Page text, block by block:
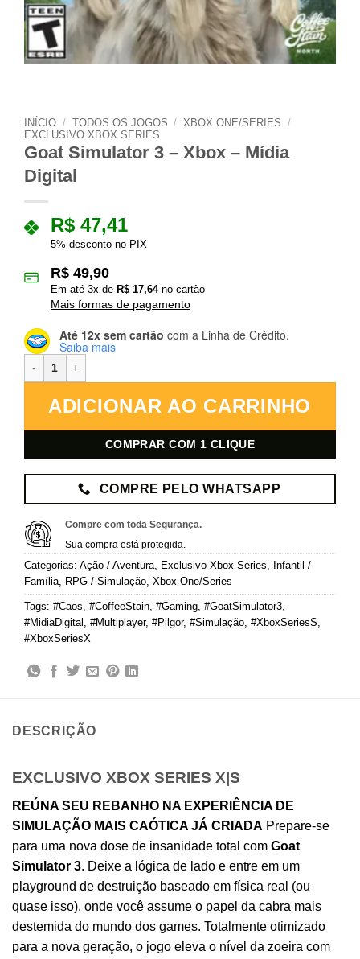
INÍCIO / TODOS OS JOGOS / XBOX ONE/SERIES
/
EXCLUSIVO XBOX SERIES
Goat Simulator 3 – Xbox – Mídia
Digital
R$ 47,41
5% desconto no PIX
R$ 49,90
Em até 3x de R$ 17,64no cartão
Mais formas de pagamento
Até 12x sem cartão com a Linha de Crédito.
Saiba mais
ADICIONAR AO CARRINHO
COMPRAR COM 1 CLIQUE
COMPRE PELO WHATSAPP
Compre com toda Segurança.
Sua compra está protegida.
Categorias: Ação / Aventura Exclusivo Xbox Series
Infantil /
Família
RPG / Simulação Xbox One/Series
Tags: #Caos #CoffeeStain #Gaming #GoatSimulator3
#MidiaDigital
#Multiplayer, #Pilgor, #Simulação #XboxSeriesS
#XboxSeriesX
DESCRIÇÃO
EXCLUSIVO XBOX SERIES X|S
REÚNA SEU REBANHO NA EXPERIÊNCIA DE
SIMULAÇÃO MAIS CAÓTICA JÁ CRIADA Prepare-se
para uma nova dose de insanidade total com Goat
Simulator 3. Deixe a lógica de lado e entre em um
playground de destruição baseado em física real (ou
quase isso), onde você assume o papel da cabra mais
destemida do mundo dos games. Totalmente otimizado
para a nova geração, o jogo eleva o nível da zoeira com